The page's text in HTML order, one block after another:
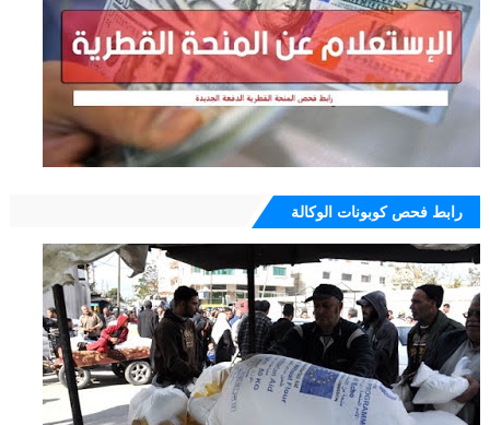
رابط فحص كوبونات الوكالة